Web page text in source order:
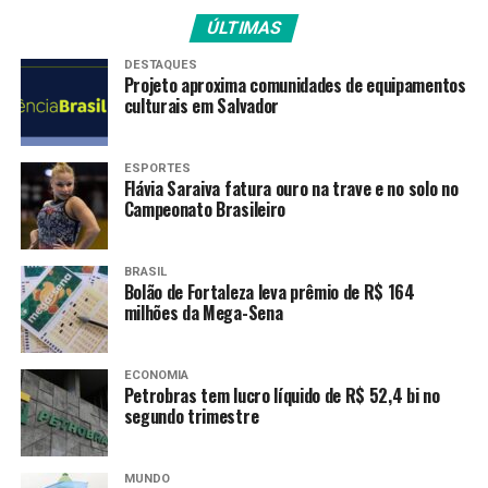
está estimada em 180,3
milhões de toneladas”,
detalhou a Companhia.
O resultado, acrescenta, reflete o crescimento da área
destinada para a oleaginosa, aliado ao bom pacote
tecnológico e condições climáticas favoráveis na atual
safra.
Já o milho cultivado na 2ª safra tem uma estimativa
de produção total de 140,5 milhões de toneladas,
somando as três safras.
A colheita da primeira safra abrange 87,7% da área,
devendo ter como resultado um total de 29,3 milhões de
toneladas a serem colhidas – aumento de 17,7% em
relação ao mesmo período da temporada 2024/25.
ÚLTIMAS
DESTAQUES
Projeto aproxima comunidades de equipamentos
culturais em Salvador
ESPORTES
Flávia Saraiva fatura ouro na trave e no solo no
Campeonato Brasileiro
BRASIL
Bolão de Fortaleza leva prêmio de R$ 164
milhões da Mega-Sena
ECONOMIA
Petrobras tem lucro líquido de R$ 52,4 bi no
segundo trimestre
MUNDO